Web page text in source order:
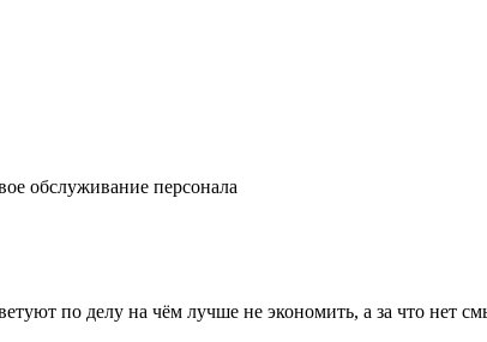
обслуживание персонала
по делу на чём лучше не экономить, а за что нет